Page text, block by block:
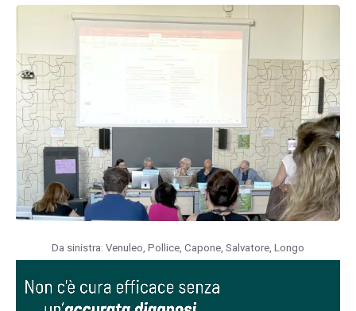
Da sinistra: Venuleo, Pollice, Capone, Salvatore, Longo